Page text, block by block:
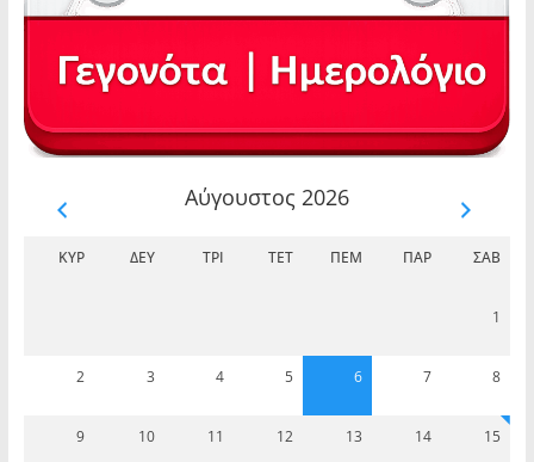
Αύγουστος 2026
ΚΥΡ ΔΕΥ ΤΡΊ ΤΕΤ ΠΈΜ ΠΑΡ ΣΆΒ
1
2 3 4 5 6 7 8
9 10 11 12 13 14 15